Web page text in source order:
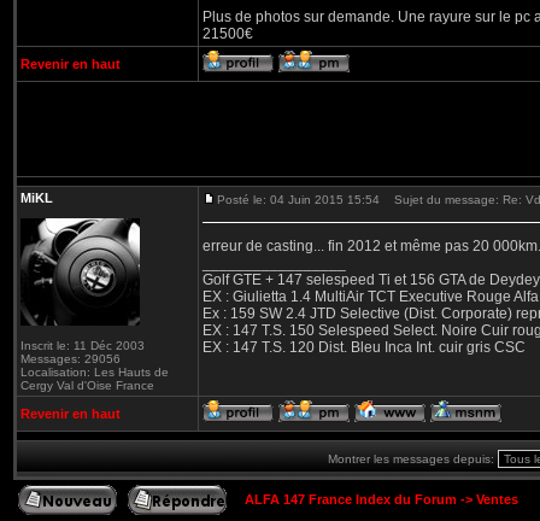
Plus de photos sur demande. Une rayure sur le
21500€
Revenir en haut
MiKL
Inscrit le: 11 Déc 2003
Messages: 29056
Localisation: Les Hauts de
Cergy Val d'Oise France
Posté le: 04 Juin 2015 15:54 Sujet du message: Re:
erreur de casting... fin 2012 et même pas 20
Golf GTE + 147 selespeed Ti et 156 GTA de
EX : Giulietta 1.4 MultiAir TCT Executive Rouge
Ex : 159 SW 2.4 JTD Selective (Dist. Corporate)
EX : 147 T.S. 150 Selespeed Select. Noire Cuir
EX : 147 T.S. 120 Dist. Bleu Inca Int. cuir gris CSC
Revenir en haut
Montrer les messages depuis:
ALFA 147 France Index du Forum -> Ventes